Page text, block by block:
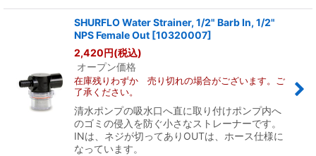
SHURFLO Water Strainer, 1/2" Barb In, 1/2"
NPS Female Out [10320007]
2,420円(税込)
オープン価格
在庫残りわずか 売り切れの場合がございます。ご
了承ください。
清水ポンプの吸水口へ直に取り付けポンプ内へ
のゴミの侵入を防ぐ小さなストレーナーです。
INは、ネジが切ってありOUTは、ホース仕様に
なっています。